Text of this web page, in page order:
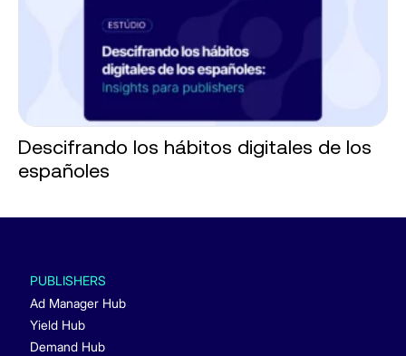
Descifrando los hábitos digitales de los
españoles
PUBLISHERS
Ad Manager Hub
Yield Hub
Demand Hub